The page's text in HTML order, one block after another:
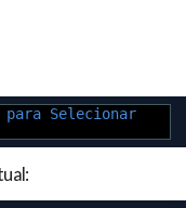
para Selecionar